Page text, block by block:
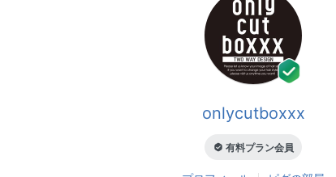
onlycutboxxx
有料プラン会員